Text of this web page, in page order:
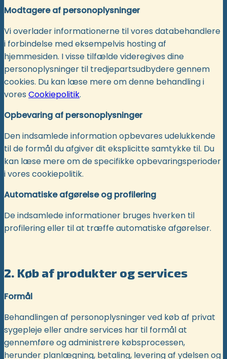
Modtagere af personoplysninger
Vi overlader informationerne til vores databehandlere
i forbindelse med eksempelvis hosting af
hjemmesiden. I visse tilfælde videregives dine
personoplysninger til tredjepartsudbydere gennem
cookies. Du kan læse mere om denne behandling i
vores Cookiepolitik.
Opbevaring af personoplysninger
Den indsamlede information opbevares udelukkende
til de formål du afgiver dit eksplicitte samtykke til. Du
kan læse mere om de specifikke opbevaringsperioder
i vores cookiepolitik.
Automatiske afgørelse og profilering
De indsamlede informationer bruges hverken til
profilering eller til at træffe automatiske afgørelser.
2. Køb af produkter og services
Formål
Behandlingen af personoplysninger ved køb af privat
sygepleje eller andre services har til formål at
gennemføre og administrere købsprocessen,
herunder planlægning, betaling, levering af ydelsen og